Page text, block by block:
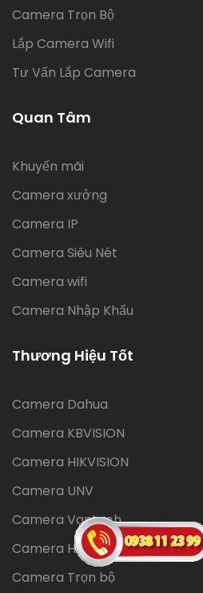
Camera Trọn Bộ
Lắp Camera Wifi
Tư Vấn Lắp Camera
Quan Tâm
Khuyến mãi
Camera xưởng
Camera IP
Camera Siêu Nét
Camera wifi
Camera Nhập Khẩu
Thương Hiệu Tốt
Camera Dahua
Camera KBVISION
Camera HIKVISION
Camera UNV
Camera Vantech
Camera Hilook
Camera Trọn bộ